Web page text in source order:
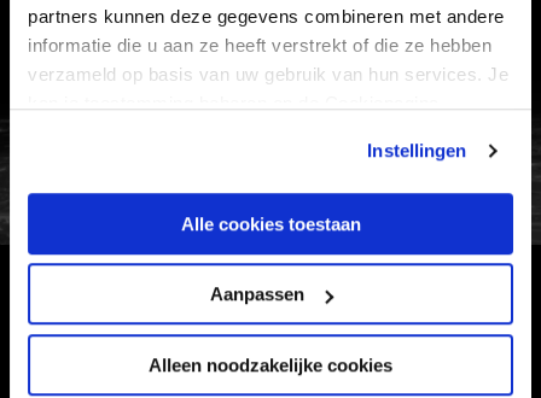
partners kunnen deze gegevens combineren met andere
informatie die u aan ze heeft verstrekt of die ze hebben
verzameld op basis van uw gebruik van hun services. Je
Instellingen
Alle cookies toestaan
Aanpassen
Alleen noodzakelijke cookies
WERKEN BIJ
VERTROUWENSPERSOON
HOOFDSPONSOR